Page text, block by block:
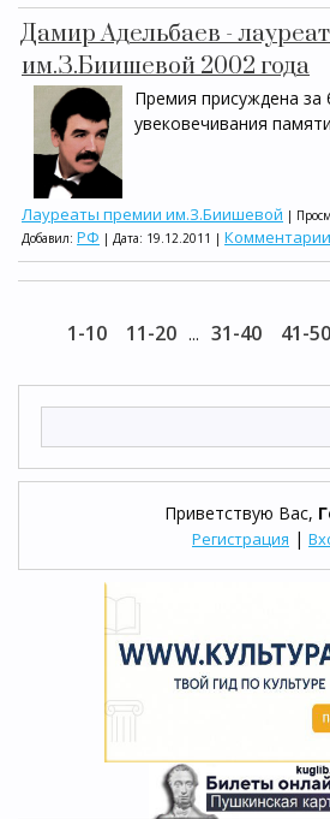
Приветствую Вас,
Регистрация |
Дамир Адельбаев -
им.З.Биишевой 2002 года
Премия присуждена
увековечивания
Лауреаты премии им.З.Биишевой |
Добавил: РФ | Дата: 19.12.2011 |
1-10 11-20 ... 31-40 41-50